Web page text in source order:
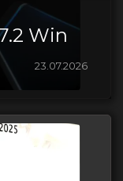
Win
23.07.2026